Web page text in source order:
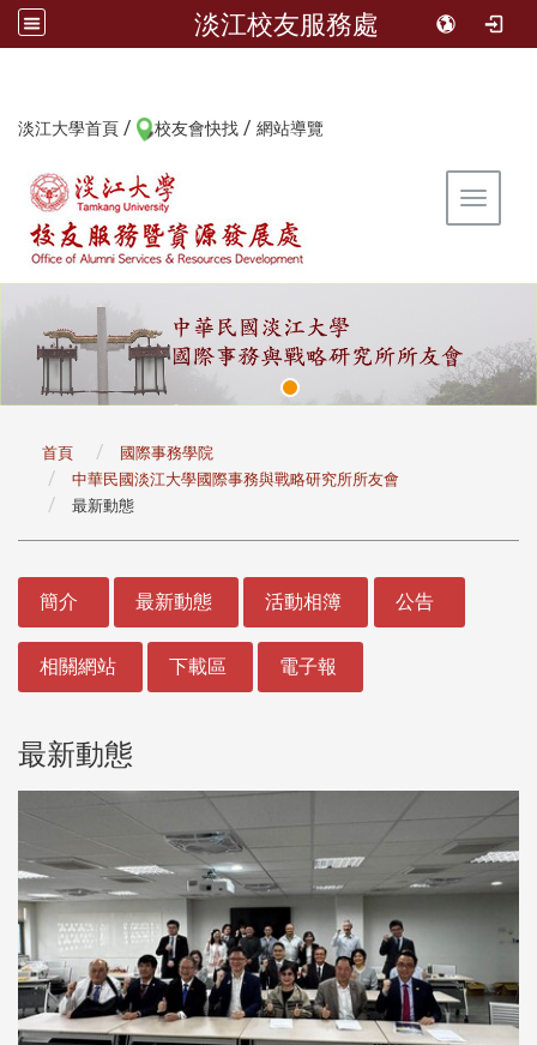
淡江校友服務處
淡江大學首頁 / 校友會快找 / 網站導覽
Toggle
首頁
國際事務學院
中華民國淡江大學國際事務與戰略研究所所友會
最新動態
簡介 最新動態 活動相簿 公告
相關網站 下載區 電子報
最新動態